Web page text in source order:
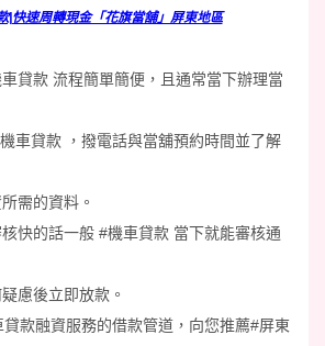
|快速周轉現金「花旗當舖」屏東地區
貸款 流程簡單簡便，且通常當下辦理當
車貸款 ，撥電話與當舖預約時間並了解
需的資料。
快的話一般 #機車貸款 當下就能審核通
慮後立即放款。
款融資服務的借款管道，向您推薦#屏東